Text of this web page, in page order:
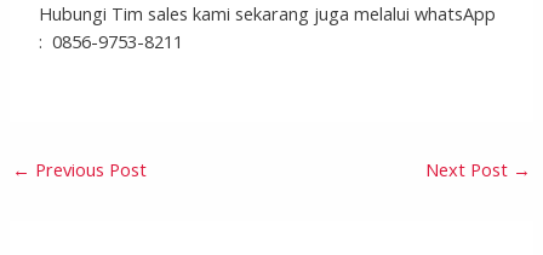
Hubungi Tim sales kami sekarang juga melalui whatsApp
: 0856-9753-8211
← Previous Post Next Post →